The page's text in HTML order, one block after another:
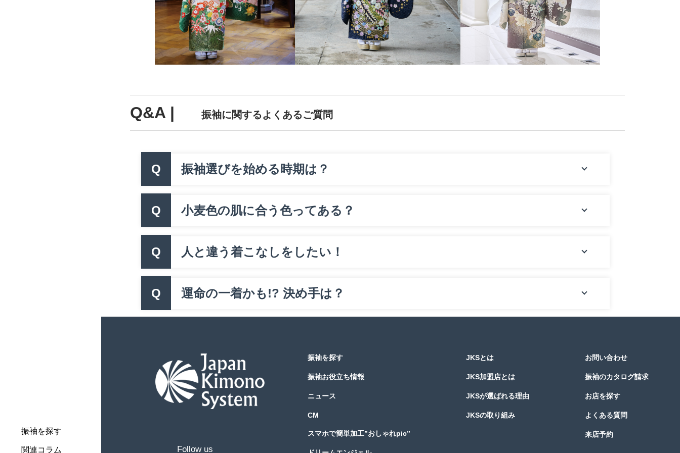
振袖を探す
関連コラム
Q&A | 振袖に関するよくあるご質問
Q 振袖選びを始める時期は？
Q 小麦色の肌に合う色ってある？
Q 人と違う着こなしをしたい！
Q 運命の一着かも!? 決め手は？
Follow us
振袖を探す
振袖お役立ち情報
ニュース
CM
スマホで簡単加工”おしゃれpic”
JKSとは
JKS加盟店とは
JKSが選ばれる理由
JKSの取り組み
お問い合わせ
振袖のカタログ請求
お店を探す
よくある質問
来店予約